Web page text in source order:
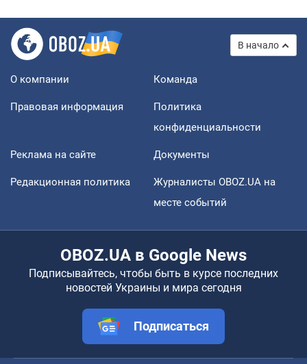
В начало
О компании Команда
Правовая информация
Политика
конфиденциальности
Реклама на сайте Документы
Редакционная политика
Журналисты OBOZ.UA на
месте событий
OBOZ.UA в Google News
Подписывайтесь, чтобы быть в курсе последних
новостей Украины и мира сегодня
Подписаться